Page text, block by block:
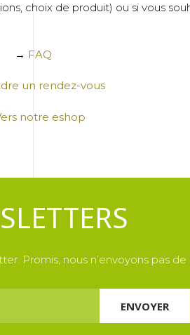
choix de produit) ou si vous
→ FAQ
un rendez-vous
notre eshop
Promis, nous n’envoyons pas de